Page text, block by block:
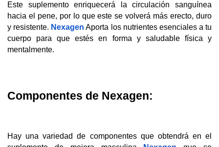
Este suplemento enriquecerá la circulación sanguínea
hacia el pene, por lo que este se volverá más erecto, duro
y resistente. Nexagen Aporta los nutrientes esenciales a tu
cuerpo para que estés en forma y saludable física y
mentalmente.
Componentes de Nexagen:
Hay una variedad de componentes que obtendrá en el